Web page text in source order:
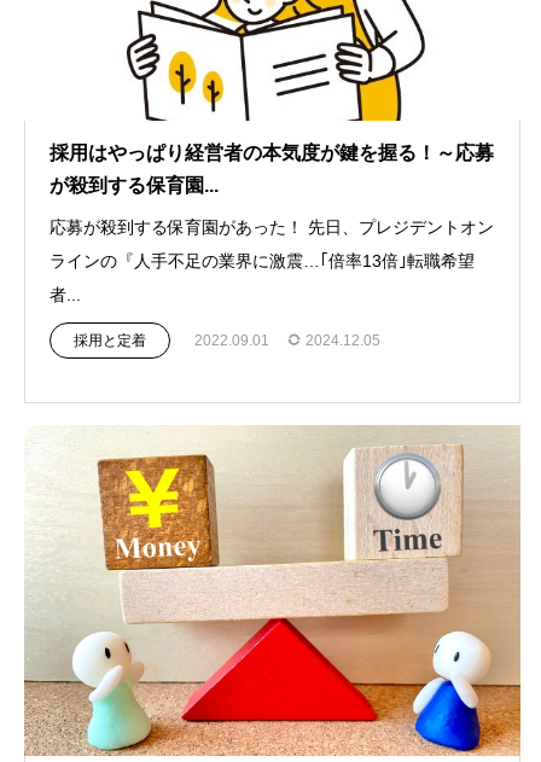
採用はやっぱり経営者の本気度が鍵を握る！～応募
が殺到する保育園...
応募が殺到する保育園があった！ 先日、プレジデントオン
ラインの『人手不足の業界に激震…｢倍率13倍｣転職希望
者...
採用と定着 2022.09.01 2024.12.05